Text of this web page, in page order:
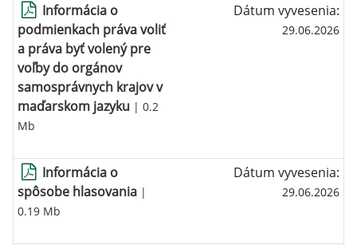
Informácia o
podmienkach práva voliť
a práva byť volený pre
voľby do orgánov
samosprávnych krajov v
maďarskom jazyku | 0.2
Mb
Dátum vyvesenia:
29.06.2026
Informácia o
spôsobe hlasovania |
0.19 Mb
Dátum vyvesenia:
29.06.2026